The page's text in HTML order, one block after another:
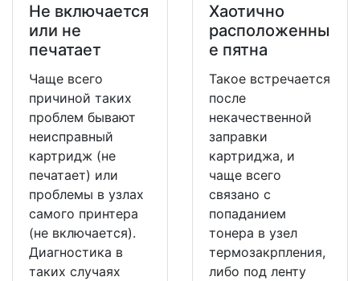
Не включается
или не
печатает
Чаще всего
причиной таких
проблем бывают
неисправный
картридж (не
печатает) или
проблемы в узлах
самого принтера
(не включается).
Диагностика в
таких случаях
Хаотично
расположенны
е пятна
Такое встречается
после
некачественной
заправки
картриджа, и
чаще всего
связано с
попаданием
тонера в узел
термозакрпления,
либо под ленту